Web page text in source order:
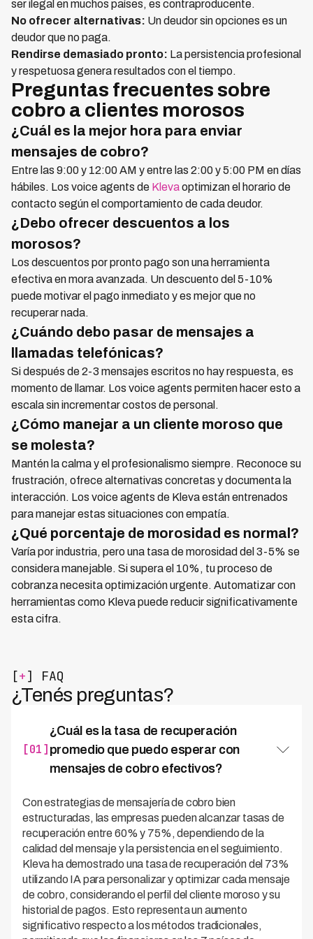
ser ilegal en muchos países, es contraproducente.
No ofrecer alternativas: Un deudor sin opciones es un
deudor que no paga.
Rendirse demasiado pronto: La persistencia profesional
y respetuosa genera resultados con el tiempo.
Preguntas frecuentes sobre
cobro a clientes morosos
¿Cuál es la mejor hora para enviar
mensajes de cobro?
Entre las 9:00 y 12:00 AM y entre las 2:00 y 5:00 PM en días
hábiles. Los voice agents de Klevaoptimizan el horario de
contacto según el comportamiento de cada deudor.
¿Debo ofrecer descuentos a los
morosos?
Los descuentos por pronto pago son una herramienta
efectiva en mora avanzada. Un descuento del 5-10%
puede motivar el pago inmediato y es mejor que no
recuperar nada.
¿Cuándo debo pasar de mensajes a
llamadas telefónicas?
Si después de 2-3 mensajes escritos no hay respuesta, es
momento de llamar. Los voice agents permiten hacer esto a
escala sin incrementar costos de personal.
¿Cómo manejar a un cliente moroso que
se molesta?
Mantén la calma y el profesionalismo siempre. Reconoce su
frustración, ofrece alternativas concretas y documenta la
interacción. Los voice agents de Kleva están entrenados
para manejar estas situaciones con empatía.
¿Qué porcentaje de morosidad es normal?
Varía por industria, pero una tasa de morosidad del 3-5% se
considera manejable. Si supera el 10%, tu proceso de
cobranza necesita optimización urgente. Automatizar con
herramientas como Kleva puede reducir significativamente
esta cifra.
[+] FAQ
¿Tenés preguntas?
[01]
¿Cuál es la tasa de recuperación
promedio que puedo esperar con
mensajes de cobro efectivos?
Con estrategias de mensajería de cobro bien
estructuradas, las empresas pueden alcanzar tasas de
recuperación entre 60% y 75%, dependiendo de la
calidad del mensaje y la persistencia en el seguimiento.
Kleva ha demostrado una tasa de recuperación del 73%
utilizando IA para personalizar y optimizar cada mensaje
de cobro, considerando el perfil del cliente moroso y su
historial de pagos. Esto representa un aumento
significativo respecto a los métodos tradicionales,